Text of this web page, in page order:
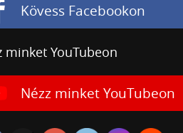
Kövess Facebookon
minket YouTubeon
Nézz minket YouTubeon